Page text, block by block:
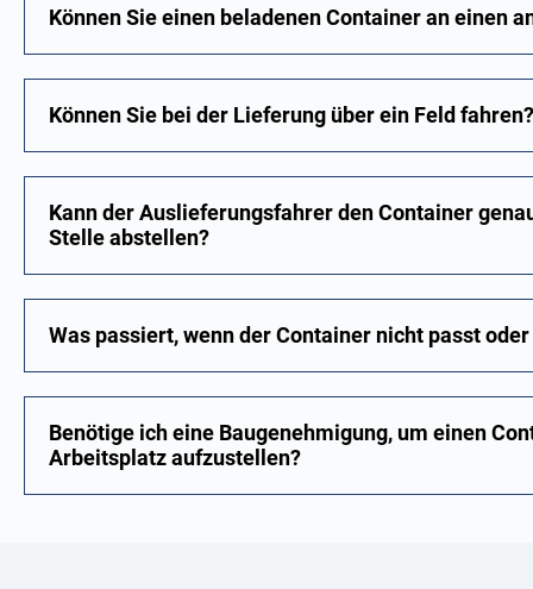
Können Sie einen beladenen Container an einen
Können Sie bei der Lieferung über ein Feld fahren?
Kann der Auslieferungsfahrer den Container
Stelle abstellen?
Was passiert, wenn der Container nicht passt
Benötige ich eine Baugenehmigung, um einen
Arbeitsplatz aufzustellen?